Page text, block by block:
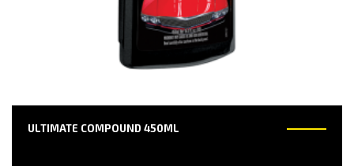
ULTIMATE COMPOUND 450ML